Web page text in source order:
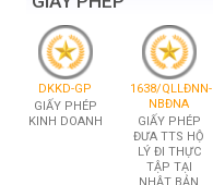
DKKD-GP
GIẤY PHÉP
KINH DOANH
1638/QLLĐNN-
NBĐNA
GIẤY PHÉP
ĐƯA TTS HỘ
LÝ ĐI THỰC
TẬP TẠI